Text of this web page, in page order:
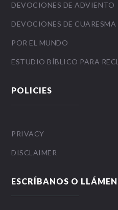
DEVOCIONES DE ADVIENTO
DEVOCIONES DE CUARESMA
POR EL MUNDO
ESTUDIO BÍBLICO PARA
POLICIES
PRIVACY
DISCLAIMER
ESCRÍBANOS O